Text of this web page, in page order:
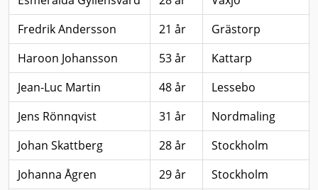
Fredrik Andersson
21 år
Grästorp
Haroon Johansson
53 år
Kattarp
Jean-Luc Martin
48 år
Lessebo
Jens Rönnqvist
31 år
Nordmaling
Johan Skattberg
28 år
Stockholm
Johanna Ågren
29 år
Stockholm